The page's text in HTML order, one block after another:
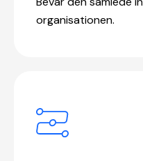
organisationen.